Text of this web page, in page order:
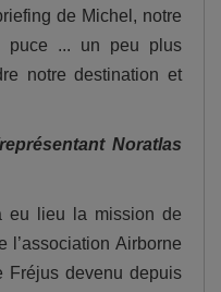
de Michel, notre
puce ... un peu plus
notre destination et
Noratlas
eu lieu la mission de
l’association Airborne
Fréjus devenu depuis